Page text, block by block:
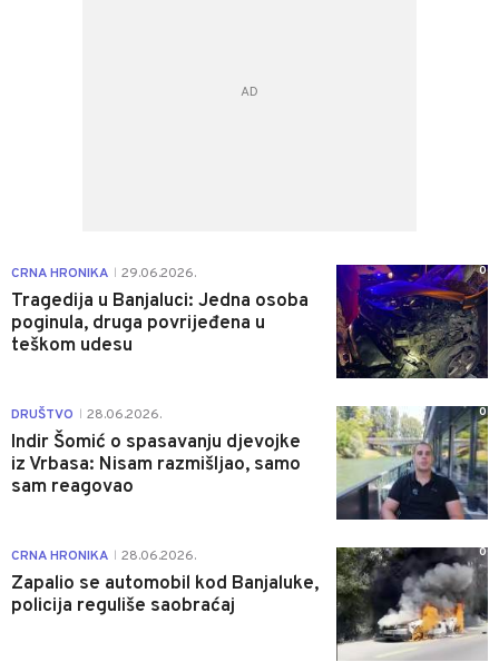
CRNA HRONIKA 29.06.2026.
Tragedija u Banjaluci: Jedna osoba
poginula, druga povrijeđena u
teškom udesu
0
DRUŠTVO 28.06.2026.
Indir Šomić o spasavanju djevojke
iz Vrbasa: Nisam razmišljao, samo
sam reagovao
0
CRNA HRONIKA 28.06.2026.
Zapalio se automobil kod Banjaluke,
policija reguliše saobraćaj
0